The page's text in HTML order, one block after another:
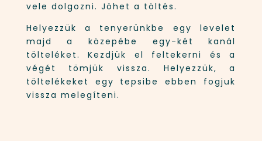
vele dolgozni. Jöhet a töltés.
Helyezzük a tenyerünkbe egy levelet
majd a közepébe egy-két kanál
tölteléket. Kezdjük el feltekerni és a
végét tömjük vissza. Helyezzük, a
töltelékeket egy tepsibe ebben fogjuk
vissza melegíteni.